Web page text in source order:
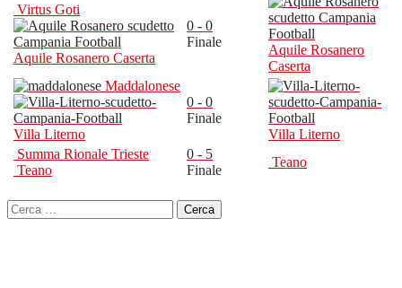
Virtus Goti
Aquile Rosanero Caserta
0 - 0
Finale
Aquile Rosanero
Caserta
Maddalonese
Villa Literno
0 - 0
Finale
Villa Literno
Summa Rionale Trieste
Teano
0 - 5
Finale
Teano
Ricerca
per: